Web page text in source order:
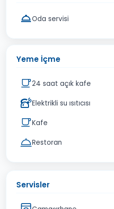
Oda servisi
Yeme İçme
24 saat açık kafe
Elektrikli su ısıtıcısı
Kafe
Restoran
Servisler